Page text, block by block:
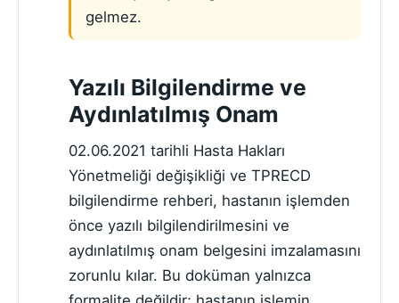
gelmez.
Yazılı Bilgilendirme ve
Aydınlatılmış Onam
02.06.2021 tarihli Hasta Hakları
Yönetmeliği değişikliği ve TPRECD
bilgilendirme rehberi, hastanın işlemden
önce yazılı bilgilendirilmesini ve
aydınlatılmış onam belgesini imzalamasını
zorunlu kılar. Bu doküman yalnızca